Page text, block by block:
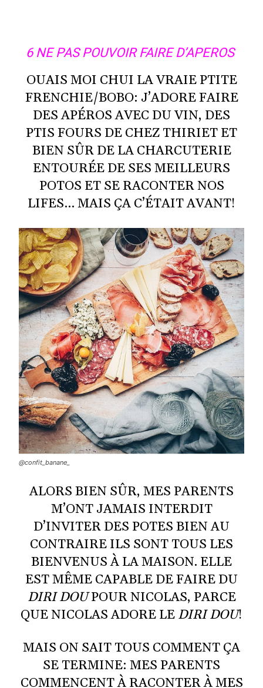
6 NE PAS POUVOIR FAIRE D’APEROS
OUAIS MOI CHUI LA VRAIE PTITE
FRENCHIE/BOBO: J’ADORE FAIRE
DES APÉROS AVEC DU VIN, DES
PTIS FOURS DE CHEZ THIRIET ET
BIEN SÛR DE LA CHARCUTERIE
ENTOURÉE DE SES MEILLEURS
POTOS ET SE RACONTER NOS
LIFES… MAIS ÇA C’ÉTAIT AVANT!
@confit_banane_
ALORS BIEN SÛR, MES PARENTS
M’ONT JAMAIS INTERDIT
D’INVITER DES POTES BIEN AU
CONTRAIRE ILS SONT TOUS LES
BIENVENUS À LA MAISON. ELLE
EST MÊME CAPABLE DE FAIRE DU
DIRI DOUPOUR NICOLAS, PARCE
QUE NICOLAS ADORE LE DIRI DOU!
MAIS ON SAIT TOUS COMMENT ÇA
SE TERMINE: MES PARENTS
COMMENCENT À RACONTER À MES